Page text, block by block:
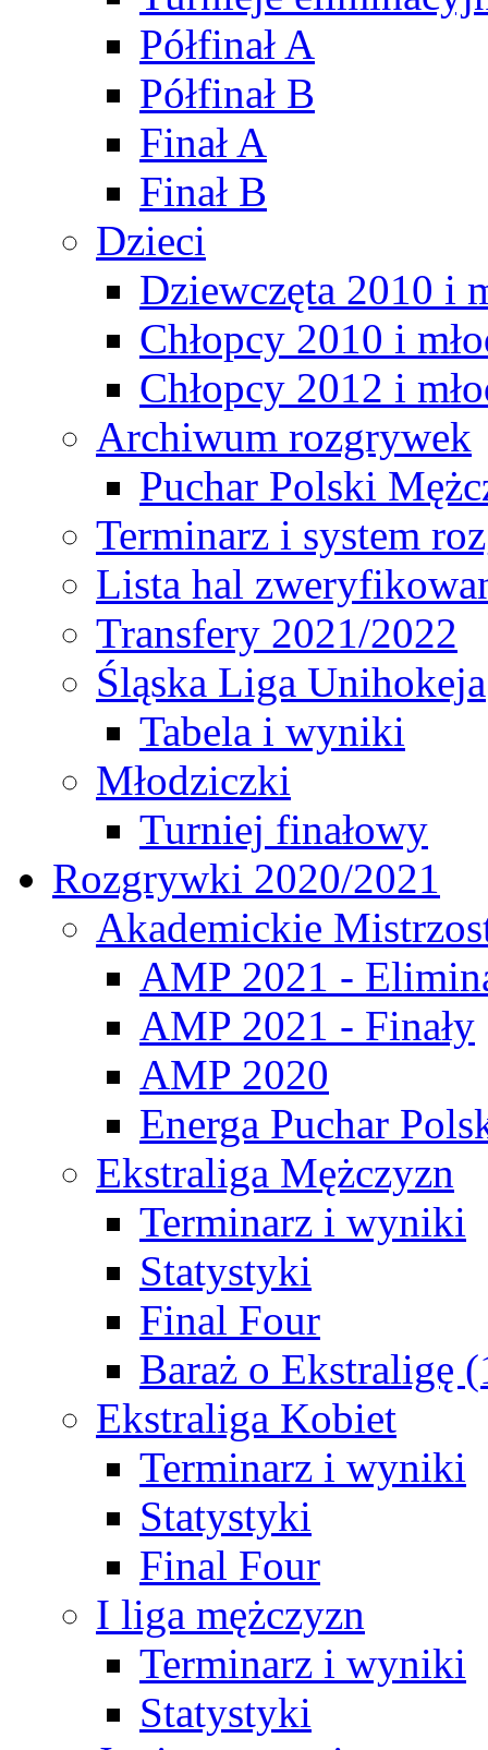
Półfinał A
Półfinał B
Finał A
Finał B
Dzieci
Dziewczęta 2010 i
Chłopcy 2010 i
Chłopcy 2012 i
Archiwum rozgrywek
Puchar Polski
Terminarz i system
Lista hal
Transfery 2021/2022
Śląska Liga Unihokeja
Tabela i wyniki
Młodziczki
Turniej finałowy
Rozgrywki 2020/2021
Akademickie
AMP 2021 -
AMP 2021 - Finały
AMP 2020
Energa Puchar
Ekstraliga Mężczyzn
Terminarz i wyniki
Statystyki
Final Four
Baraż o Ekstraligę
Ekstraliga Kobiet
Terminarz i wyniki
Statystyki
Final Four
I liga mężczyzn
Terminarz i wyniki
Statystyki